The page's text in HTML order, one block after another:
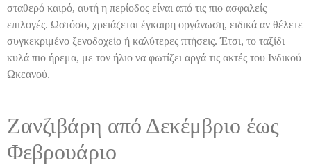
σταθερό καιρό, αυτή η περίοδος είναι από τις πιο ασφαλείς
επιλογές. Ωστόσο, χρειάζεται έγκαιρη οργάνωση, ειδικά αν θέλετε
συγκεκριμένο ξενοδοχείο ή καλύτερες πτήσεις. Έτσι, το ταξίδι
κυλά πιο ήρεμα, με τον ήλιο να φωτίζει αργά τις ακτές του Ινδικού
Ωκεανού.
Ζανζιβάρη από Δεκέμβριο έως
Φεβρουάριο